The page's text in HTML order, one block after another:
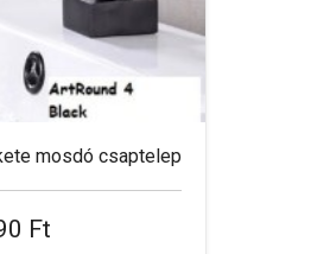
mosdó csaptelep
Ft